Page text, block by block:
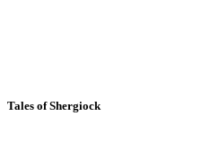
Tales of Shergiock